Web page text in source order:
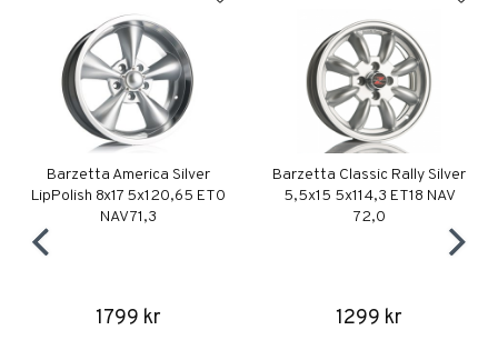
Barzetta America Silver
LipPolish 8x17 5x120,65 ET0
NAV 71,3
1799 kr
Barzetta Classic Rally Silver
5,5x15 5x114,3 ET18 NAV
72,0
1299 kr